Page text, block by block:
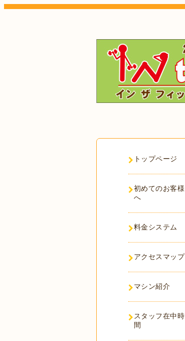
トップページ
初めてのお客様
へ
料金システム
アクセスマップ
マシン紹介
スタッフ在中時
間